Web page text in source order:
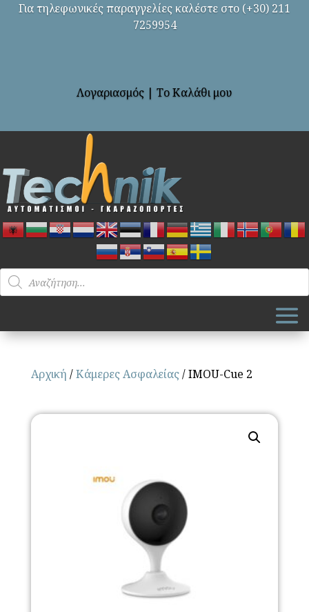
Για τηλεφωνικές παραγγελίες καλέστε στο (+30) 211
7259954
Λογαριασμός | Το Καλάθι μου
Products
search
Αρχική /Κάμερες Ασφαλείας/ IMOU-Cue 2